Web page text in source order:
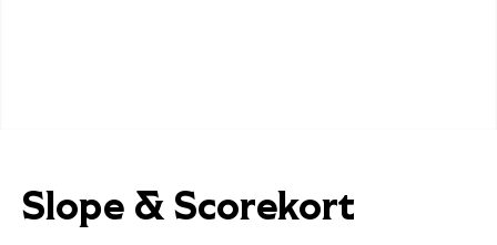
Slope & Scorekort